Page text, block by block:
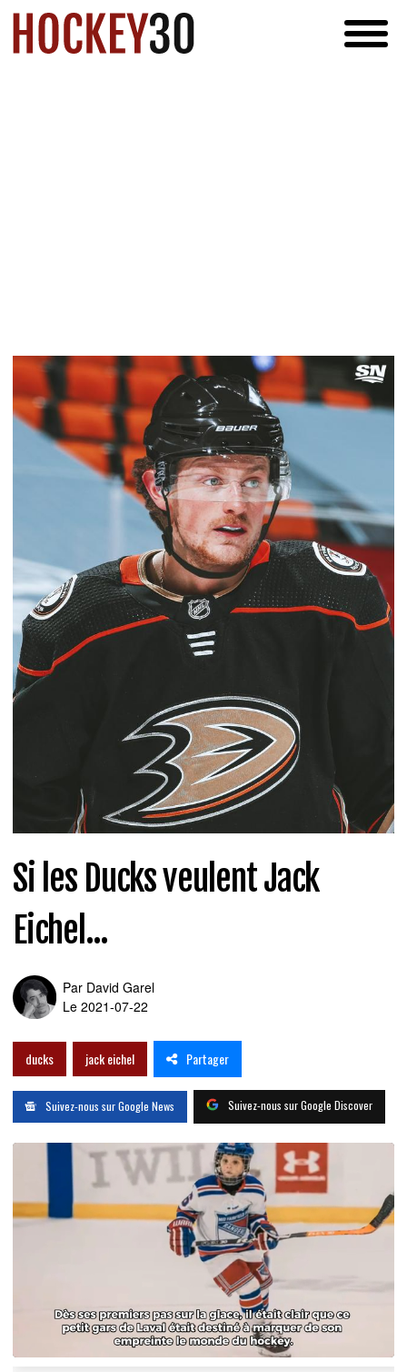
Si les Ducks veulent Jack
Eichel...
Par David Garel
Le 2021-07-22
ducks jack eichel Partager
Suivez-nous sur Google News Suivez-nous sur Google Discover